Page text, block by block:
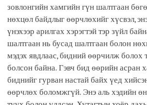
зовлонгийн хамгийн гүн шалтгаан
нөхцөл байдлыг өөрчлөхийг хүсвэл,
үнэхээр арилгах хэрэгтэй тэр зүйл
шалтгаан нь бусад шалтгаан болон
мэдэх явдлаас, бидний өөрчилж болох
болсон байна. Гэвч бид өөрийн асран
биднийг гурван настай байх үед
өөрчлөх боломжгүй. Энэ аль хэдийн